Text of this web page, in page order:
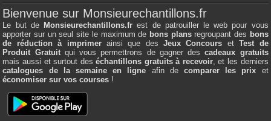
Bienvenue sur Monsieurechantillons.fr
Le but de Monsieurechantillons.fr est de patrouiller le web pour vous
apporter sur un seul site le maximum de bons plansregroupant des bons
de réduction à imprimerainsi que desJeux Concours etTest de
Produit Gratuitqui vous permettrons de gagner descadeaux gratuits
mais aussi et surtout deséchantillons gratuits à recevoir, et les derniers
catalogues de la semaine en ligne afin de comparer les prix et
économiser sur vos courses !